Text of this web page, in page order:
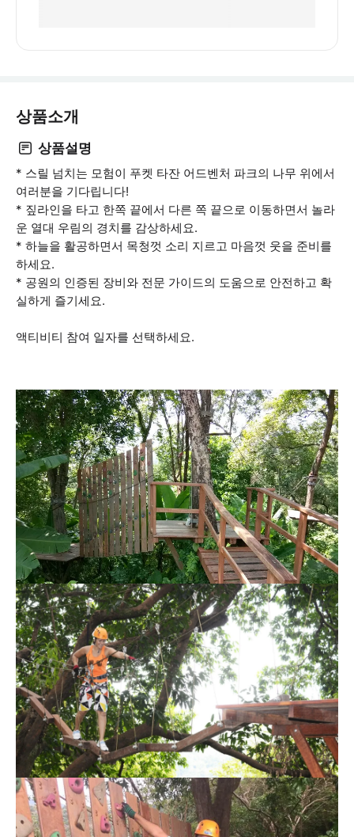
상품소개
상품설명
* 스릴 넘치는 모험이 푸켓 타잔 어드벤처 파크의 나무 위에서
여러분을 기다립니다!
* 짚라인을 타고 한쪽 끝에서 다른 쪽 끝으로 이동하면서 놀라
운 열대 우림의 경치를 감상하세요.
* 하늘을 활공하면서 목청껏 소리 지르고 마음껏 웃을 준비를
하세요.
* 공원의 인증된 장비와 전문 가이드의 도움으로 안전하고 확
실하게 즐기세요.
액티비티 참여 일자를 선택하세요.